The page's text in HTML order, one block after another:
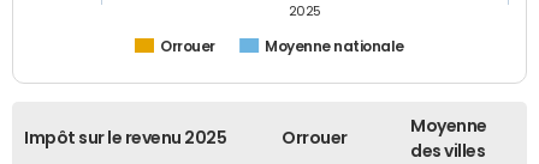
Orrouer Moyenne nationale
2025
Impôt sur le revenu 2025 Orrouer
Moyenne
des villes